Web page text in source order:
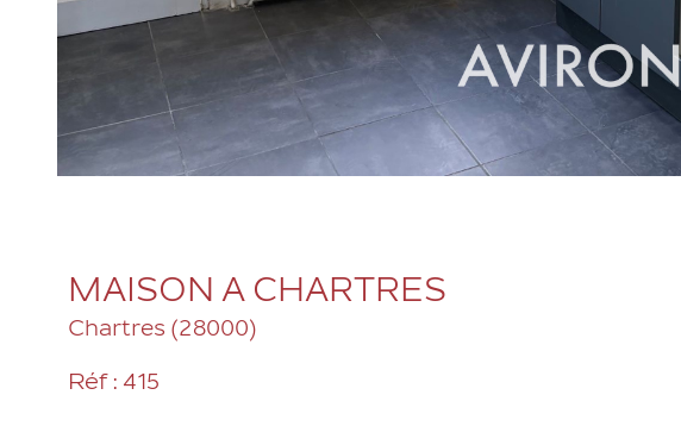
MAISON A CHARTRES
Chartres (28000)
Réf : 415